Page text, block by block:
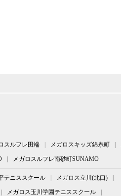
スルフレ田端 メガロスキッズ錦糸町
メガロスルフレ南砂町SUNAMO
テニススクール メガロス立川(北口)
メガロス玉川学園テニススクール